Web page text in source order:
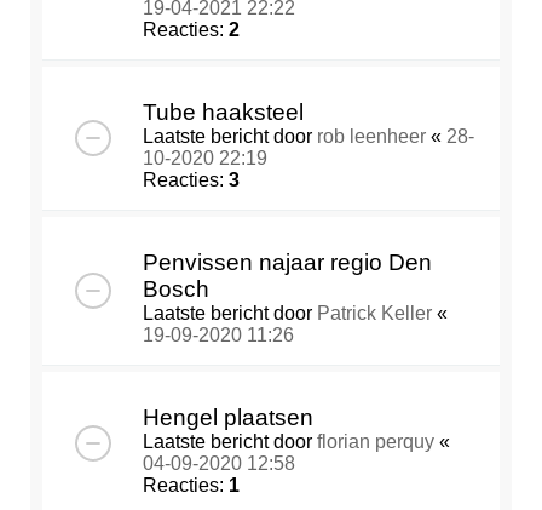
19-04-2021 22:22
Reacties: 2
Tube haaksteel
Laatste bericht door rob leenheer « 28-
10-2020 22:19
Reacties: 3
Penvissen najaar regio Den
Bosch
Laatste bericht door Patrick Keller «
19-09-2020 11:26
Hengel plaatsen
Laatste bericht door florian perquy «
04-09-2020 12:58
Reacties: 1